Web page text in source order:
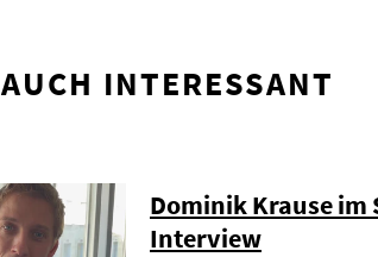
AUCH INTERESSANT
Dominik Krause im
Interview